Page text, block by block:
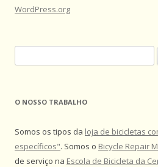
WordPress.org
por:
O NOSSO TRABALHO
Somos os tipos da loja de bicicletas
específicos". Somos o Bicycle Repair
de serviço na Escola de Bicicleta da